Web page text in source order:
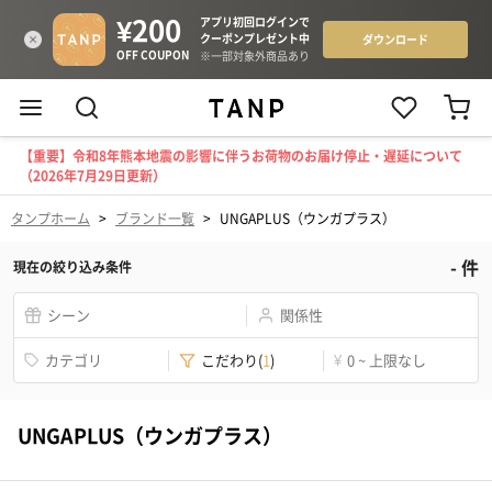
【重要】令和8年熊本地震の影響に伴うお荷物のお届け停止・遅延について
（2026年7月29日更新）
タンプホーム > ブランド一覧 > UNGAPLUS（ウンガプラス）
現在の絞り込み条件 -件
シーン 関係性
カテゴリ こだわり(1) ¥ 0 ~ 上限なし
UNGAPLUS（ウンガプラス）